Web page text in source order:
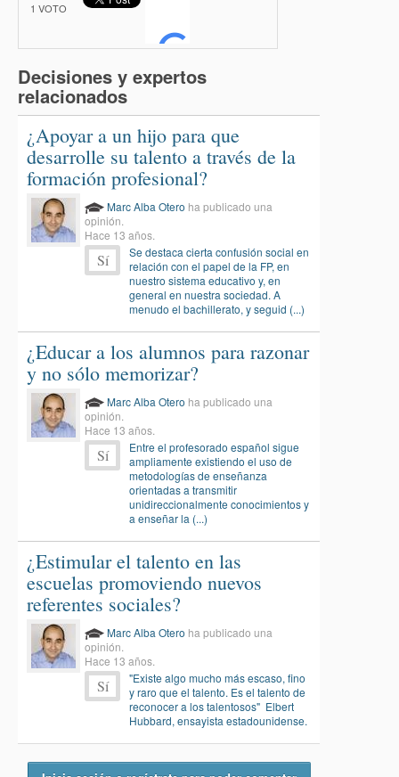
1 VOTO
Decisiones y expertos
relacionados
¿Apoyar a un hijo para que
desarrolle su talento a través de la
formación profesional?
Marc Alba Otero ha publicado una
opinión.
Hace 13 años.
Sí
Se destaca cierta confusión social en
relación con el papel de la FP, en
nuestro sistema educativo y, en
general en nuestra sociedad. A
menudo el bachillerato, y seguid (...)
¿Educar a los alumnos para razonar
y no sólo memorizar?
Marc Alba Otero ha publicado una
opinión.
Hace 13 años.
Sí
Entre el profesorado español sigue
ampliamente existiendo el uso de
metodologías de enseñanza
orientadas a transmitir
unidireccionalmente conocimientos y
a enseñar la (...)
¿Estimular el talento en las
escuelas promoviendo nuevos
referentes sociales?
Marc Alba Otero ha publicado una
opinión.
Hace 13 años.
Sí
"Existe algo mucho más escaso, fino
y raro que el talento. Es el talento de
reconocer a los talentosos" Elbert
Hubbard, ensayista estadounidense.